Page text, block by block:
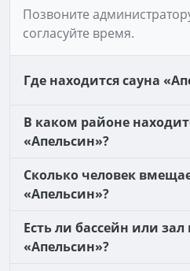
Позвоните
согласуйте время.
Где находится сауна
В каком районе
«Апельсин»?
Сколько человек
«Апельсин»?
Есть ли бассейн или зал
«Апельсин»?